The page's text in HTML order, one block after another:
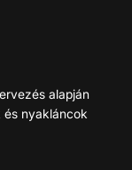
alapján
nyakláncok